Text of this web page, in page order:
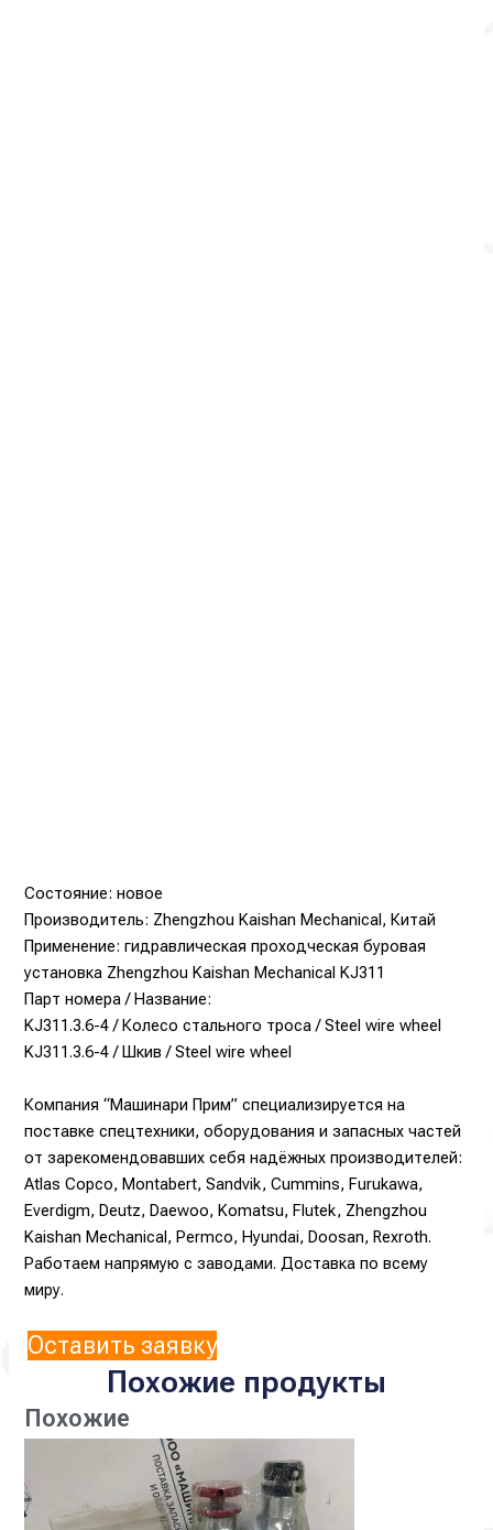
Состояние: новое
Производитель: Zhengzhou Kaishan Mechanical, Китай
Применение: гидравлическая проходческая буровая
установка Zhengzhou Kaishan Mechanical KJ311
Парт номера / Название:
KJ311.3.6-4 / Колесо стального троса / Steel wire wheel
KJ311.3.6-4 / Шкив / Steel wire wheel
Компания “Машинари Прим” специализируется на
поставке спецтехники, оборудования и запасных частей
от зарекомендовавших себя надёжных производителей:
Atlas Copco, Montabert, Sandvik, Cummins, Furukawa,
Everdigm, Deutz, Daewoo, Komatsu, Flutek, Zhengzhou
Kaishan Mechanical, Permco, Hyundai, Doosan, Rexroth.
Работаем напрямую с заводами. Доставка по всему
миру.
Оставить заявку
Похожие продукты
Похожие